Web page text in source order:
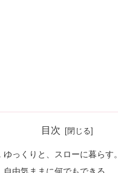
目次
ゆっくりと、スローに暮らす。